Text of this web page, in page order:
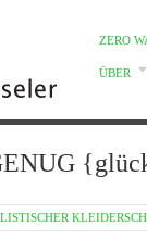
ZERO
ÜBER